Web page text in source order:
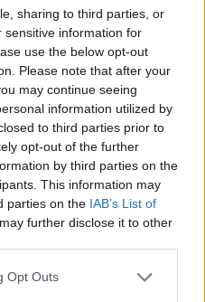
sharing to third parties, or
sensitive information for
use the below opt-out
Please note that after your
may continue seeing
information utilized by
to third parties prior to
opt-out of the further
by third parties on the
This information may
parties on the IAB’s List of
further disclose it to other
uses one or more Google
Opt Outs
«έχω πάθει σοκ,
είσαι πατέρας».
παρακολουθούσε το
της επεσήμανε
αστυνομικούς και
κλαίγοντας,
συνέβη».
της παιδοκτόνου
που εκτυλίχθηκαν
να τρέχουν στο